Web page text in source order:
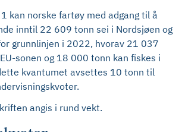
kan norske fartøy med adgang til å
inntil 22 609 tonn sei i Nordsjøen og
grunnlinjen i 2022, hvorav 21 037
sonen og 18 000 tonn kan fiskes i
kvantumet avsettes 10 tonn til
angis i rund vekt.